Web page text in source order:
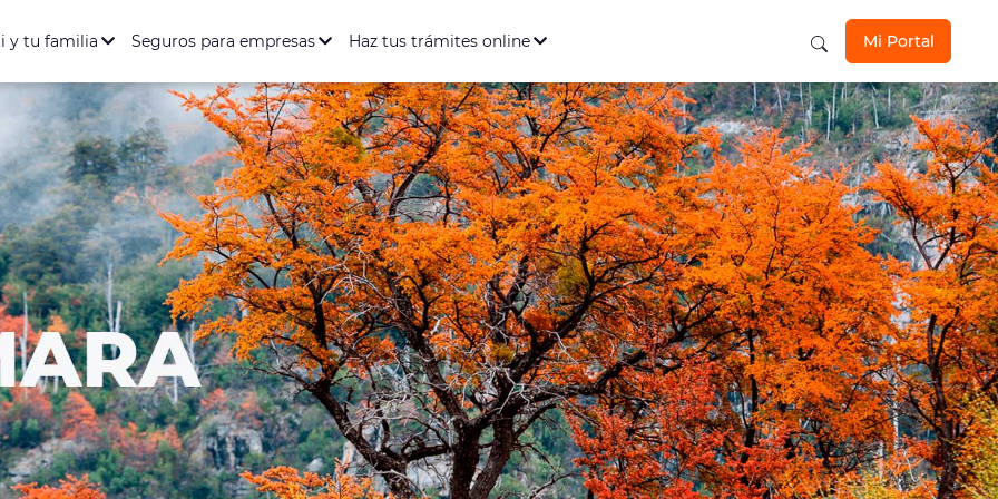
y tu familia Seguros para empresas Haz tus trámites online Mi Portal
los seguros aquí